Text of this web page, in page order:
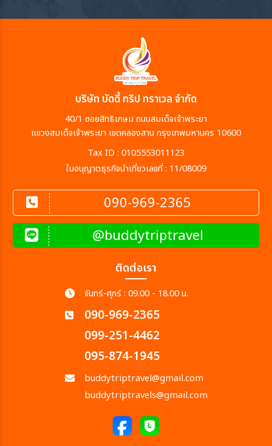
บริษัท บัดดี้ ทริป ทราเวล จำกัด
40/1 ซอยสิทธิเกษม ถนนสมเด็จเจ้าพระยา
แขวงสมเด็จเจ้าพระยา เขตคลองสาน กรุงเทพมหานคร 10600
Tax ID : 0105553011123
ใบอนุญาตธุรกิจนำเที่ยวเลขที่ : 11/08009
090-969-2365
@buddytriptravel
ติดต่อเรา
จันทร์-ศุกร์ : 09.00 - 18.00 น.
090-969-2365
099-251-4462
095-874-1945
buddytriptravel@gmail.com
buddytriptravels@gmail.com